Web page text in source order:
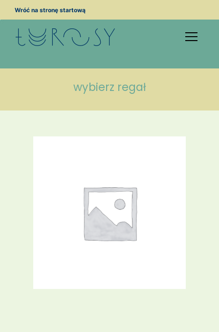
Wróć na stronę startową
wybierz regał